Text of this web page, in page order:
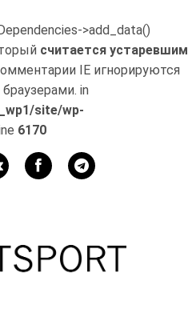
>add_data()
считается устаревшим
IE игнорируются
in
site/wp-
6170
Мой